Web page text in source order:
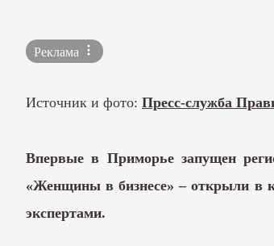
Реклама
Источник и фото: Пресс-служба
Впервые в Приморье запущен
«Женщины в бизнесе» – открыли в
экспертами.